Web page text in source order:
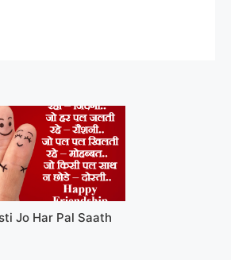
Jo Har Pal Saath